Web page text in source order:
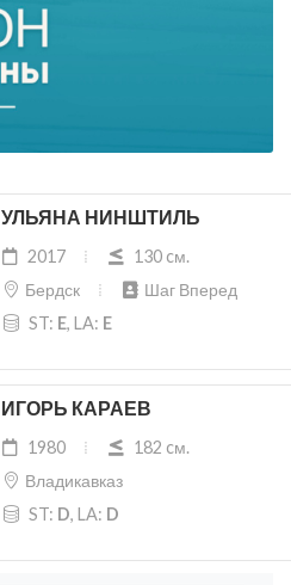
УЛЬЯНА НИНШТИЛЬ
2017
130 cм.
Бердск
Шаг Вперед
ST: E, LA: E
ИГОРЬ КАРАЕВ
1980
182 cм.
Владикавказ
ST: D, LA: D